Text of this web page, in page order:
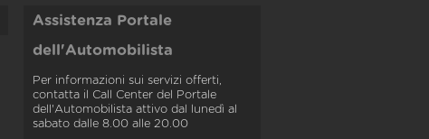
Assistenza Portale
dell'Automobilista
Per informazioni sui servizi offerti,
contatta il Call Center del Portale
dell'Automobilista attivo dal lunedì al
sabato dalle 8.00 alle 20.00